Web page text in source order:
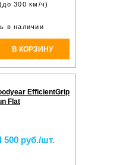
300 км/ч)
в наличии
В КОРЗИНУ
EfficientGrip
Flat
500 руб./шт.